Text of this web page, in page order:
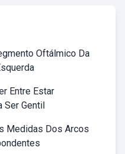
Oftálmico Da
Entre Estar
Ser Gentil
Medidas Dos Arcos